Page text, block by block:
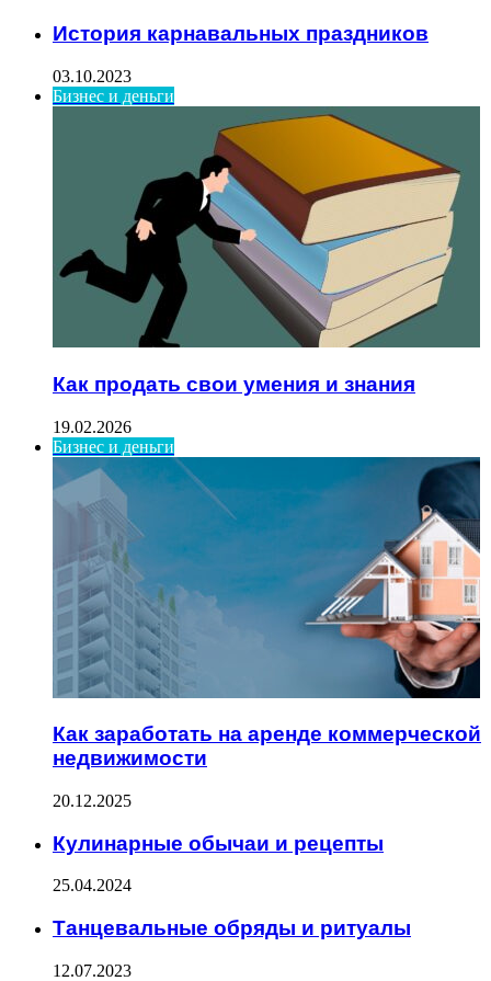
История карнавальных праздников
03.10.2023
Бизнес и деньги
Как продать свои умения и знания
19.02.2026
Бизнес и деньги
Как заработать на аренде коммерческой
недвижимости
20.12.2025
Кулинарные обычаи и рецепты
25.04.2024
Танцевальные обряды и ритуалы
12.07.2023